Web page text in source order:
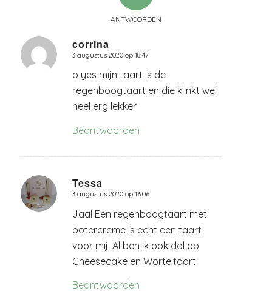
ANTWOORDEN
corrina
zegt:
3 augustus 2020 op 18:47
o yes mijn taart is de
regenboogtaart en die klinkt wel
heel erg lekker
Beantwoorden
Tessa
zegt:
3 augustus 2020 op 16:06
Jaa! Een regenboogtaart met
botercreme is echt een taart
voor mij. Al ben ik ook dol op
Cheesecake en Worteltaart
Beantwoorden